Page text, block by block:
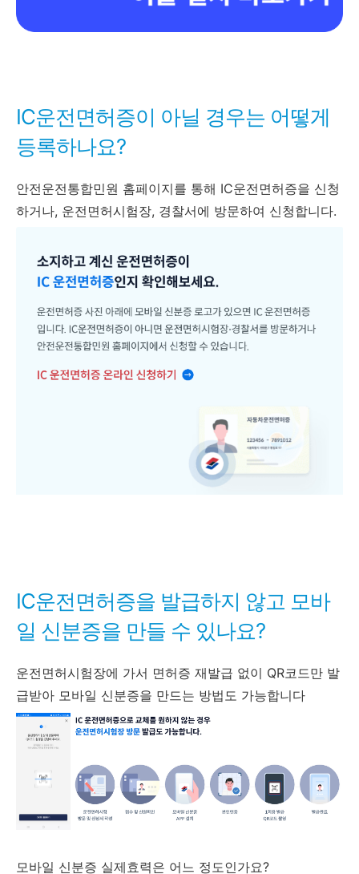
IC운전면허증이 아닐 경우는 어떻게
등록하나요?
안전운전통합민원 홈페이지를 통해 IC운전면허증을 신청
하거나, 운전면허시험장, 경찰서에 방문하여 신청합니다.
IC운전면허증을 발급하지 않고 모바
일 신분증을 만들 수 있나요?
운전면허시험장에 가서 면허증 재발급 없이 QR코드만 발
급받아 모바일 신분증을 만드는 방법도 가능합니다
모바일 신분증 실제효력은 어느 정도인가요?